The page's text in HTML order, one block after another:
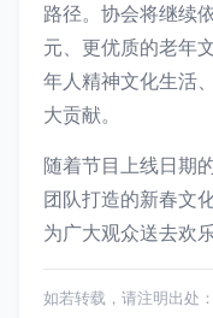
路径。协会将继续
元、更优质的老年
年人精神文化生活
大贡献。
随着节目上线日期
团队打造的新春文
为广大观众送去欢
如若转载，请注明出处：